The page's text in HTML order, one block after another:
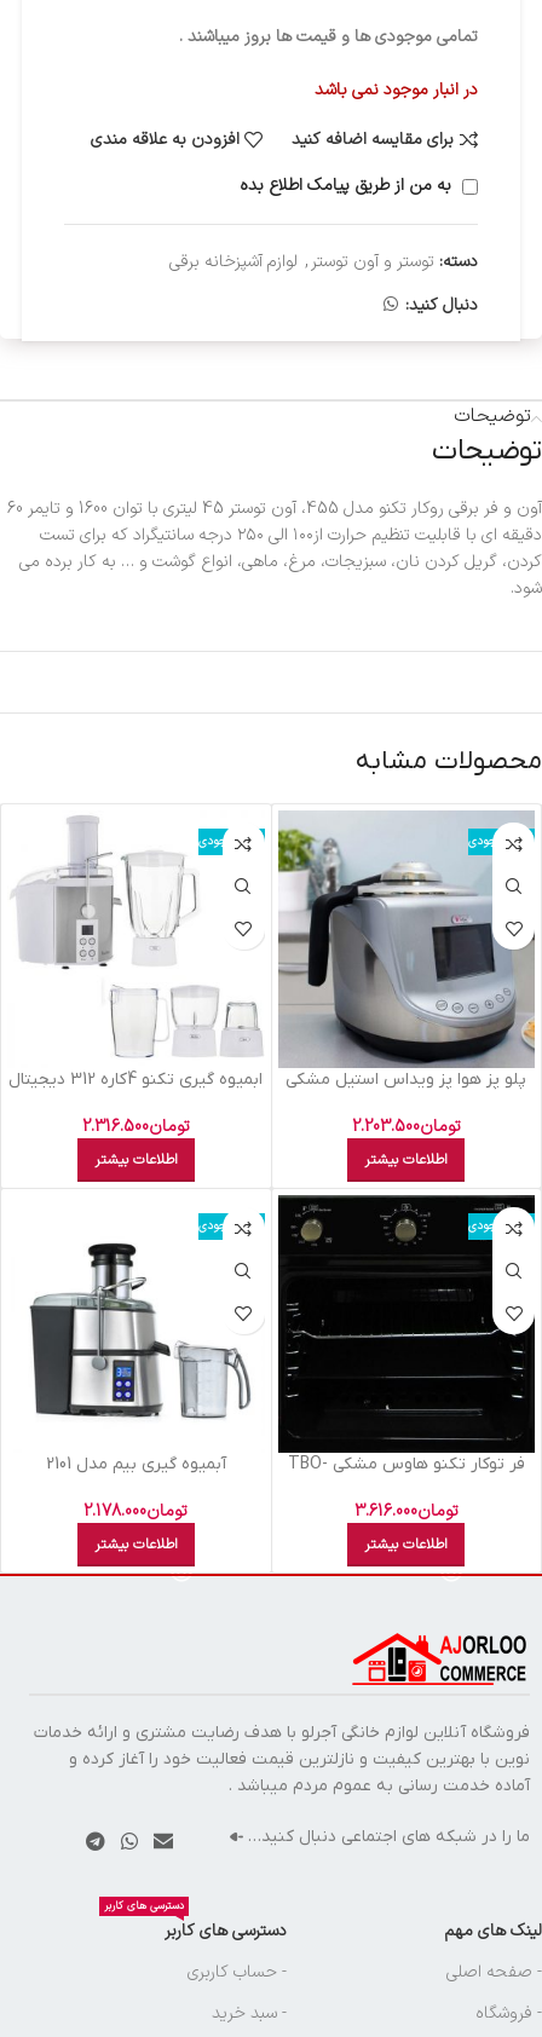
تمامی موجودی ها و قیمت ها بروز میباشند .
در انبار موجود نمی باشد
برای مقایسه اضافه کنید
افزودن به علاقه مندی
به من از طریق پیامک اطلاع بده
دسته: توستر و آون توستر , لوازم آشپزخانه برقی
دنبال کنید:
توضیحات
توضیحات
آون و فر برقی روکار تکنو مدل 455، آون توستر 45 لیتری با توان 1600 و تایمر 60
دقیقه ای با قابلیت تنظیم حرارت از۱۰۰ الی ۲۵۰ درجه سانتیگراد که برای تست
کردن، گریل کردن نان، سبزیجات، مرغ، ماهی، انواع گوشت و … به کار برده می
شود.
محصولات مشابه
اتمام موجودی
پلو پز هوا پز ويداس استيل مشکي
تومان2.203.500
اطلاعات بیشتر
اتمام موجودی
ابميوه گيري تکنو 4کاره 312 ديجيتال
تومان2.316.500
اطلاعات بیشتر
اتمام موجودی
فر توکار تکنو هاوس مشکي TBO-
تومان3.616.000
اطلاعات بیشتر
اتمام موجودی
آبميوه گيري بيم مدل 2101
تومان2.178.000
اطلاعات بیشتر
فروشگاه آنلاین لوازم خانگی آجرلو با هدف رضایت مشتری و ارائه خدمات
نوین با بهترین کیفیت و نازلترین قیمت فعالیت خود را آغاز کرده و
آماده خدمت رسانی به عموم مردم میباشد .
ما را در شبکه های اجتماعی دنبال کنید…
لینک های مهم
- صفحه اصلی
- فروشگاه
دسترسی های کاربر
دسترسی های کاربر
- حساب کاربری
- سبد خرید